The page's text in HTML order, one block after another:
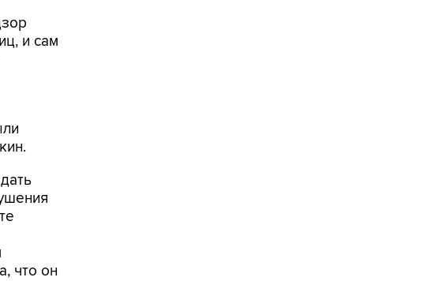
и сам
что он